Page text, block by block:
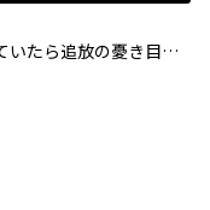
いたら追放の憂き目
異世界を駆ける――！